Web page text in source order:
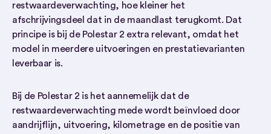
restwaardeverwachting, hoe kleiner het
afschrijvingsdeel dat in de maandlast terugkomt. Dat
principe is bij de Polestar 2 extra relevant, omdat het
model in meerdere uitvoeringen en prestatievarianten
leverbaar is.
Bij de Polestar 2 is het aannemelijk dat de
restwaardeverwachting mede wordt beïnvloed door
aandrijflijn, uitvoering, kilometrage en de positie van